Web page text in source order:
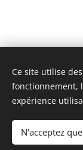
Claude
Société
©2012-2026 EMT
Ce site utilise
fonctionnement,
expérience
N'acceptez